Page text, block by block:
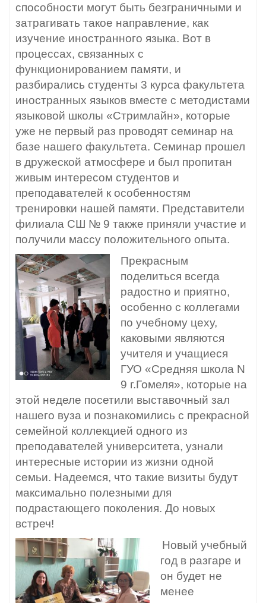
способности могут быть безграничными и
затрагивать такое направление, как
изучение иностранного языка. Вот в
процессах, связанных с
функционированием памяти, и
разбирались студенты 3 курса факультета
иностранных языков вместе с методистами
языковой школы «Стримлайн», которые
уже не первый раз проводят семинар на
базе нашего факультета. Семинар прошел
в дружеской атмосфере и был пропитан
живым интересом студентов и
преподавателей к особенностям
тренировки нашей памяти. Представители
филиала СШ № 9 также приняли участие и
получили массу положительного опыта.
Прекрасным
поделиться всегда
радостно и приятно,
особенно с коллегами
по учебному цеху,
каковыми являются
учителя и учащиеся
ГУО «Средняя школа N
9 г.Гомеля», которые на
этой неделе посетили выставочный зал
нашего вуза и познакомились с прекрасной
семейной коллекцией одного из
преподавателей университета, узнали
интересные истории из жизни одной
семьи. Надеемся, что такие визиты будут
максимально полезными для
подрастающего поколения. До новых
встреч!
Новый учебный
год в разгаре и
он будет не
менее